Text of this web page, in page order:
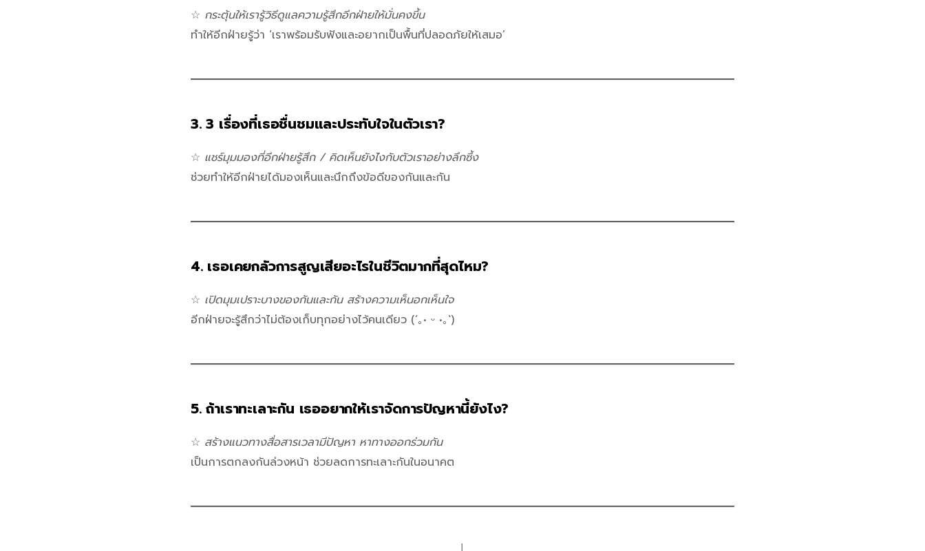
☆ กระตุ้นให้เรารู้วิธีดูแลความรู้สึกอีกฝ่ายให้มั่นคงขึ้น
ทำให้อีกฝ่ายรู้ว่า ‘เราพร้อมรับฟังและอยากเป็นพื้นที่ปลอดภัยให้เสมอ’
3. 3 เรื่องที่เธอชื่นชมและประทับใจในตัวเรา?
☆ แชร์มุมมองที่อีกฝ่ายรู้สึก / คิดเห็นยังไงกับตัวเราอย่างลึกซึ้ง
ช่วยทำให้อีกฝ่ายได้มองเห็นและนึกถึงข้อดีของกันและกัน
4. เธอเคยกลัวการสูญเสียอะไรในชีวิตมากที่สุดไหม?
☆ เปิดมุมเปราะบางของกันและกัน สร้างความเห็นอกเห็นใจ
อีกฝ่ายจะรู้สึกว่าไม่ต้องเก็บทุกอย่างไว้คนเดียว (´｡• ᵕ •｡`)
5.ถ้าเราทะเลาะกัน เธออยากให้เราจัดการปัญหานี้ยังไง?
☆ สร้างแนวทางสื่อสารเวลามีปัญหา หาทางออกร่วมกัน
เป็นการตกลงกันล่วงหน้า ช่วยลดการทะเลาะกันในอนาคต